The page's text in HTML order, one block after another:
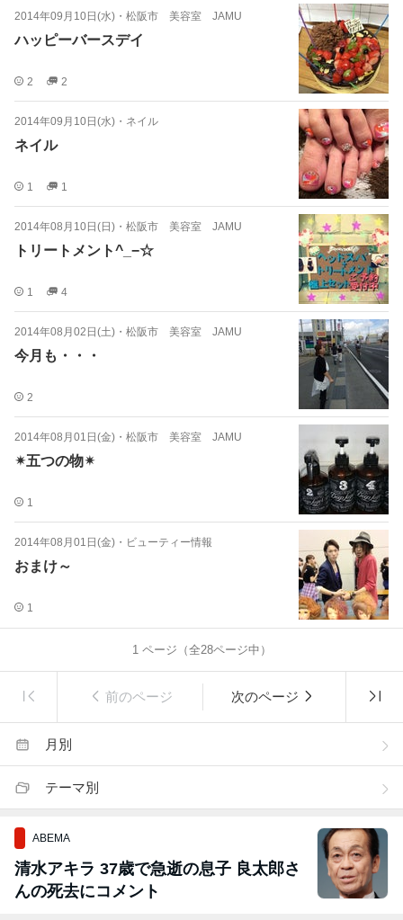
2014年09月10日(水) ・ 松阪市 美容室 JAMU
ハッピーバースデイ
2 2
2014年09月10日(水) ・ ネイル
ネイル
1 1
2014年08月10日(日) ・ 松阪市 美容室 JAMU
トリートメント^_−☆
1 4
2014年08月02日(土) ・ 松阪市 美容室 JAMU
今月も・・・
2
2014年08月01日(金) ・ 松阪市 美容室 JAMU
✴五つの物✴
1
2014年08月01日(金) ・ ビューティー情報
おまけ～
1
1ページ（全28ページ中）
前のページ 次のページ
月別
テーマ別
ABEMA
清水アキラ 37歳で急逝の息子 良太郎さ
んの死去にコメント